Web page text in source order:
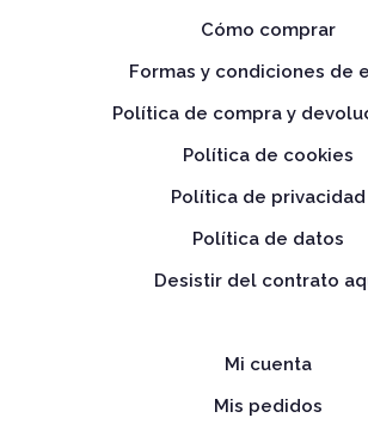
Cómo comprar
Formas y condiciones de
Política de compra y
Política de cookies
Política de privacidad
Política de datos
Desistir del contrato
Mi cuenta
Mis pedidos